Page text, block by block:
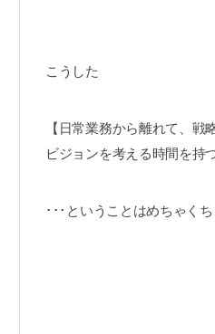
こうした
【日常業務から離れて、戦
ビジョンを考える時間を持つ
･･･ということはめちゃくち